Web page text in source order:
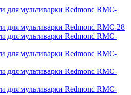
для мультиварки Redmond RMC-
для мультиварки Redmond RMC-28
для мультиварки Redmond RMC-
для мультиварки Redmond RMC-
для мультиварки Redmond RMC-
для мультиварки Redmond RMC-